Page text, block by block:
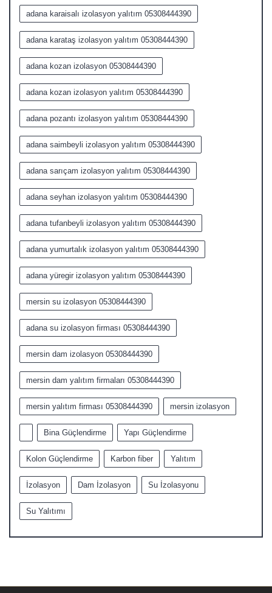
adana karaisalı izolasyon yalıtım 05308444390
adana karataş izolasyon yalıtım 05308444390
adana kozan izolasyon 05308444390
adana kozan izolasyon yalıtım 05308444390
adana pozantı izolasyon yalıtım 05308444390
adana saimbeyli izolasyon yalıtım 05308444390
adana sarıçam izolasyon yalıtım 05308444390
adana seyhan izolasyon yalıtım 05308444390
adana tufanbeyli izolasyon yalıtım 05308444390
adana yumurtalık izolasyon yalıtım 05308444390
adana yüregir izolasyon yalıtım 05308444390
mersin su izolasyon 05308444390
adana su izolasyon firması 05308444390
mersin dam izolasyon 05308444390
mersin dam yalıtım firmaları 05308444390
mersin yalıtım firması 05308444390 mersin izolasyon
Bina Güçlendirme Yapı Güçlendirme
Kolon Güçlendirme Karbon fiber Yalıtım
İzolasyon Dam İzolasyon Su İzolasyonu
Su Yalıtımı